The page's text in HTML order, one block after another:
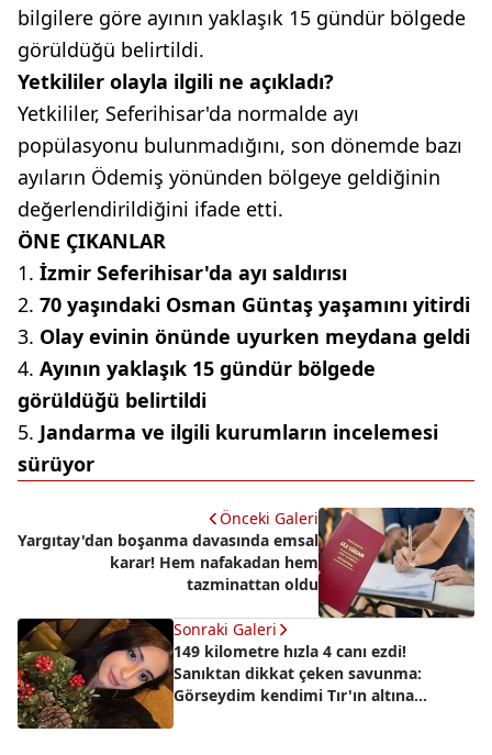
bilgilere göre ayının yaklaşık 15 gündür bölgede
görüldüğü belirtildi.
Yetkililer olayla ilgili ne açıkladı?
Yetkililer, Seferihisar'da normalde ayı
popülasyonu bulunmadığını, son dönemde bazı
ayıların Ödemiş yönünden bölgeye geldiğinin
değerlendirildiğini ifade etti.
ÖNE ÇIKANLAR
İzmir Seferihisar'da ayı saldırısı
70 yaşındaki Osman Güntaş yaşamını yitirdi
Olay evinin önünde uyurken meydana geldi
Ayının yaklaşık 15 gündür bölgede
görüldüğü belirtildi
Jandarma ve ilgili kurumların incelemesi
sürüyor
Önceki Galeri
Yargıtay'dan boşanma davasında emsal
karar! Hem nafakadan hem
tazminattan oldu
Sonraki Galeri
149 kilometre hızla 4 canı ezdi!
Sanıktan dikkat çeken savunma:
Görseydim kendimi Tır'ın altına